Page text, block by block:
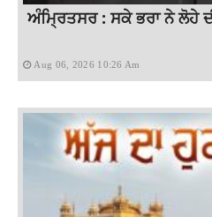
ਅੰਮ੍ਰਿਤਸਰ : ਸਕੇ ਭਰਾ ਨੇ ਲੋਹੇ
Aug 06, 2026 10:26 Am